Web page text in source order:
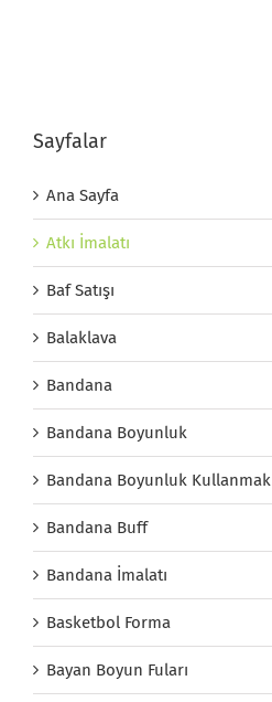
Sayfalar
Ana Sayfa
Atkı İmalatı
Baf Satışı
Balaklava
Bandana
Bandana Boyunluk
Bandana Boyunluk Kullanmak
Bandana Buff
Bandana İmalatı
Basketbol Forma
Bayan Boyun Fuları